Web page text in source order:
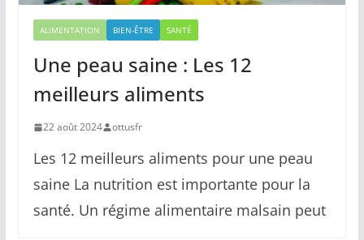
ALIMENTATION BIEN-ÊTRE SANTÉ
Une peau saine : Les 12
meilleurs aliments
22 août 2024 ottusfr
Les 12 meilleurs aliments pour une peau
saine La nutrition est importante pour la
santé. Un régime alimentaire malsain peut